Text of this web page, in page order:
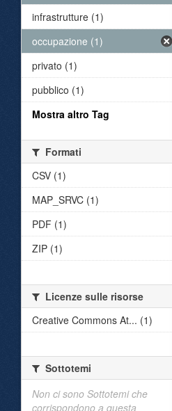
infrastrutture (1)
occupazione (1)
privato (1)
pubblico (1)
Mostra altro Tag
Formati
CSV (1)
MAP_SRVC (1)
PDF (1)
ZIP (1)
Licenze sulle risorse
Creative Commons At... (1)
Sottotemi
Non ci sono Sottotemi che
corrispondono a questa